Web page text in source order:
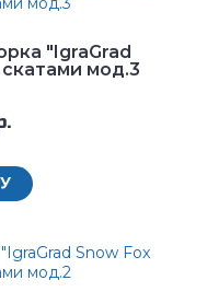
"IgraGrad
скатами мод.3